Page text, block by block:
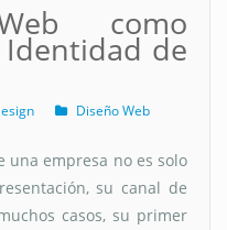
como
de
Diseño Web
una empresa no es solo
su canal de
casos, su primer